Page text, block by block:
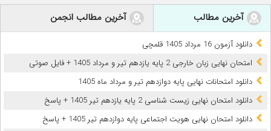
آخرین مطالب آخرین مطالب انجمن
دانلود آزمون 16 مرداد 1405 قلمچی
امتحان نهایی زبان خارجی 2 پایه یازدهم تیر و مرداد 1405 + فایل صوتی
دانلود امتحانات نهایی پایه دوازدهم تیر و مرداد ماه 1405
دانلود امتحان نهایی زیست شناسی 2 پایه یازدهم تیر 1405 + پاسخ
دانلود امتحان نهایی هویت اجتماعی پایه دوازدهم تیر 1405 + پاسخ